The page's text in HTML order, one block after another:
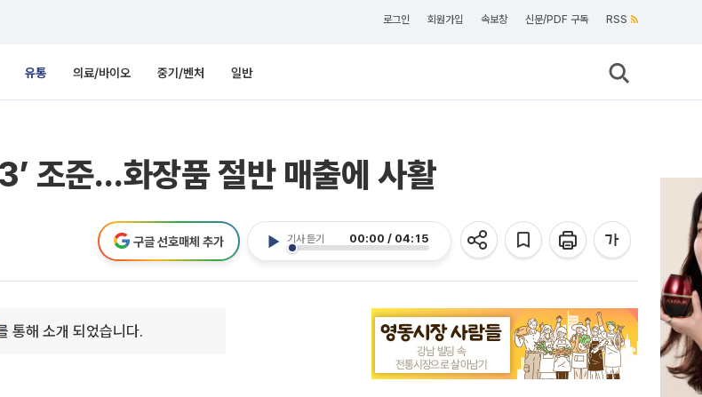
로그인 회원가입 속보창 신문/PDF 구독 RSS
유통 의료/바이오 중기/벤처 일반
조준…화장품 절반 매출에 사활
기사 듣기 00:00 / 04:15
구글 선호매체 추가
통해 소개 되었습니다.